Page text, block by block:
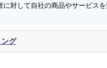
に対して自社の商品やサービス
グ